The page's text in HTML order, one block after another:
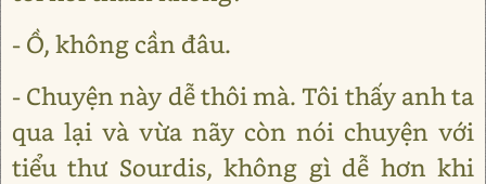
- Ồ, không cần đâu.
- Chuyện này dễ thôi mà. Tôi thấy anh ta
qua lại và vừa nãy còn nói chuyện với
tiểu thư Sourdis, không gì dễ hơn khi